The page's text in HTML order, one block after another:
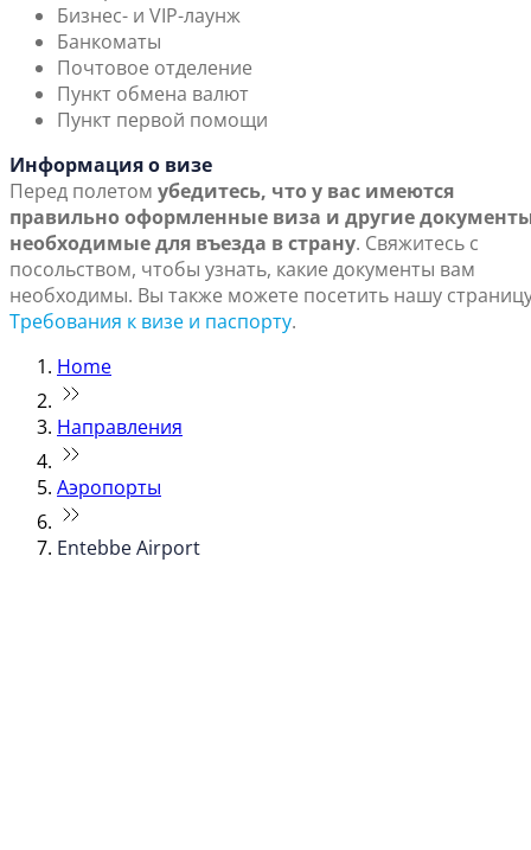
Бизнес- и VIP-лаунж
Банкоматы
Почтовое отделение
Пункт обмена валют
Пункт первой помощи
Информация о визе
Перед полетом убедитесь, что у вас имеются
правильно оформленные виза и другие
необходимые для въезда в страну. Свяжитесь с
посольством, чтобы узнать, какие документы вам
необходимы. Вы также можете посетить нашу
Требования к визе и паспорту.
Home
Направления
Аэропорты
Entebbe Airport